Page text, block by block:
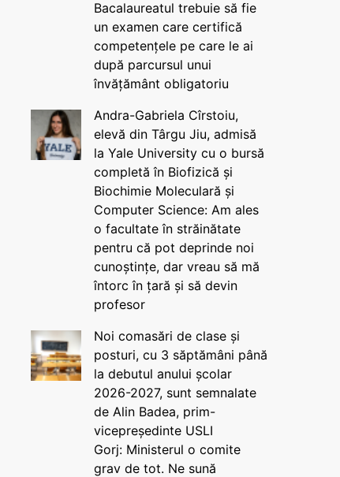
Bacalaureatul trebuie să fie
un examen care certifică
competențele pe care le ai
după parcursul unui
învățământ obligatoriu
Andra-Gabriela Cîrstoiu,
elevă din Târgu Jiu, admisă
la Yale University cu o bursă
completă în Biofizică și
Biochimie Moleculară și
Computer Science: Am ales
o facultate în străinătate
pentru că pot deprinde noi
cunoștințe, dar vreau să mă
întorc în țară și să devin
profesor
Noi comasări de clase și
posturi, cu 3 săptămâni până
la debutul anului școlar
2026-2027, sunt semnalate
de Alin Badea, prim-
vicepreședinte USLI
Gorj: Ministerul o comite
grav de tot. Ne sună